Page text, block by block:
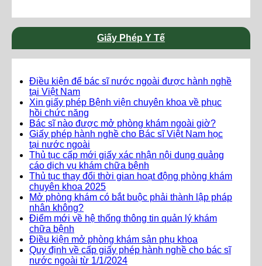
Giấy Phép Y Tế
Điều kiện để bác sĩ nước ngoài được hành nghề
tại Việt Nam
Xin giấy phép Bệnh viện chuyên khoa về phục
hồi chức năng
Bác sĩ nào được mở phòng khám ngoài giờ?
Giấy phép hành nghề cho Bác sĩ Việt Nam học
tại nước ngoài
Thủ tục cấp mới giấy xác nhận nội dung quảng
cáo dịch vụ khám chữa bệnh
Thủ tục thay đổi thời gian hoạt động phòng khám
chuyên khoa 2025
Mở phòng khám có bắt buộc phải thành lập pháp
nhân không?
Điểm mới về hệ thống thông tin quản lý khám
chữa bệnh
Điều kiện mở phòng khám sản phụ khoa
Quy định về cấp giấy phép hành nghề cho bác sĩ
nước ngoài từ 1/1/2024